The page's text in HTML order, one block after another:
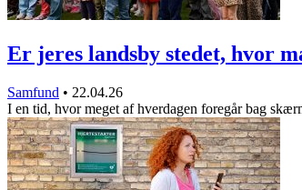
Er jeres landsby stedet, hvor
Samfund • 22.04.26
I en tid, hvor meget af hverdagen foregår bag